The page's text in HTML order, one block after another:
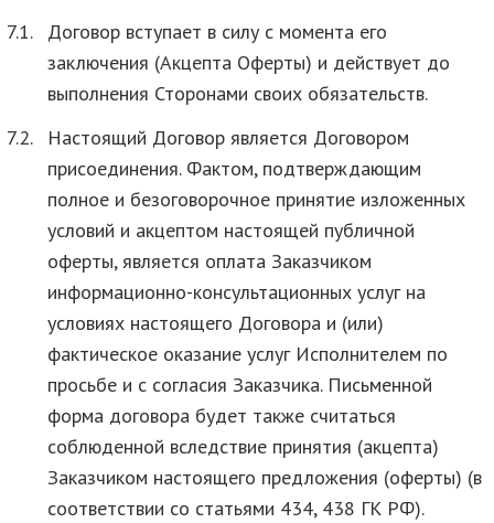
7.1.
Договор вступает в силу с момента его
заключения (Акцепта Оферты) и действует до
выполнения Сторонами своих обязательств.
7.2.
Настоящий Договор является Договором
присоединения. Фактом, подтверждающим
полное и безоговорочное принятие изложенных
условий и акцептом настоящей публичной
оферты, является оплата Заказчиком
информационно-консультационных услуг на
условиях настоящего Договора и (или)
фактическое оказание услуг Исполнителем по
просьбе и с согласия Заказчика. Письменной
форма договора будет также считаться
соблюденной вследствие принятия (акцепта)
Заказчиком настоящего предложения (оферты) (в
соответствии со статьями 434, 438 ГК РФ).